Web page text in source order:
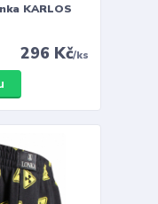
KARLOS
296 Kč/ks